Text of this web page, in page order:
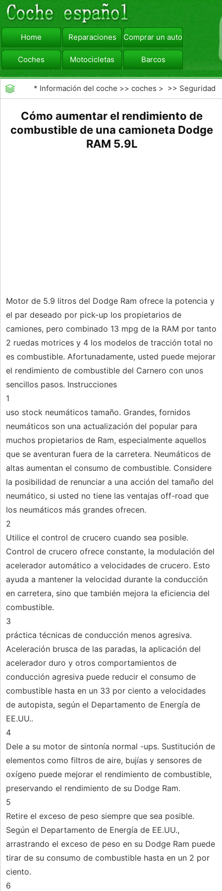
Home Reparaciones Comprar un automóvil
Coches Motocicletas Barcos
viajar Camiones
* Información del coche >>coches > >> Seguridad
Cómo aumentar el rendimiento de
combustible de una camioneta Dodge
RAM 5.9L
Motor de 5.9 litros del Dodge Ram ofrece la potencia y
el par deseado por pick-up los propietarios de
camiones, pero combinado 13 mpg de la RAM por tanto
2 ruedas motrices y 4 los modelos de tracción total no
es combustible. Afortunadamente, usted puede mejorar
el rendimiento de combustible del Carnero con unos
sencillos pasos. Instrucciones
1
uso stock neumáticos tamaño. Grandes, fornidos
neumáticos son una actualización del popular para
muchos propietarios de Ram, especialmente aquellos
que se aventuran fuera de la carretera. Neumáticos de
altas aumentan el consumo de combustible. Considere
la posibilidad de renunciar a una acción del tamaño del
neumático, si usted no tiene las ventajas off-road que
los neumáticos más grandes ofrecen.
2
Utilice el control de crucero cuando sea posible.
Control de crucero ofrece constante, la modulación del
acelerador automático a velocidades de crucero. Esto
ayuda a mantener la velocidad durante la conducción
en carretera, sino que también mejora la eficiencia del
combustible.
3
práctica técnicas de conducción menos agresiva.
Aceleración brusca de las paradas, la aplicación del
acelerador duro y otros comportamientos de
conducción agresiva puede reducir el consumo de
combustible hasta en un 33 por ciento a velocidades
de autopista, según el Departamento de Energía de
EE.UU..
4
Dele a su motor de sintonía normal -ups. Sustitución de
elementos como filtros de aire, bujías y sensores de
oxígeno puede mejorar el rendimiento de combustible,
preservando el rendimiento de su Dodge Ram.
5
Retire el exceso de peso siempre que sea posible.
Según el Departamento de Energía de EE.UU.,
arrastrando el exceso de peso en su Dodge Ram puede
tirar de su consumo de combustible hasta en un 2 por
ciento.
6